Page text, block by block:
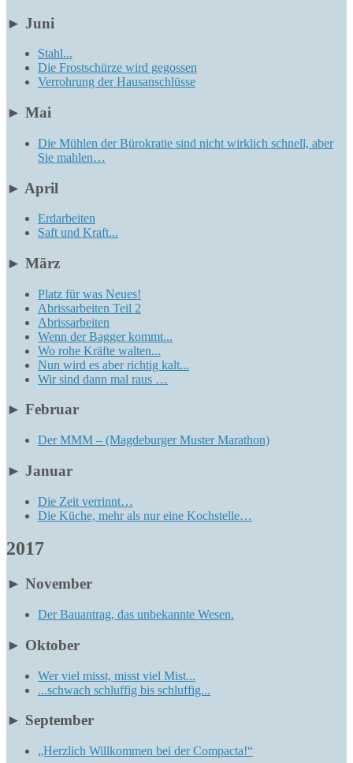
► Juni
Stahl...
Die Frostschürze wird gegossen
Verrohrung der Hausanschlüsse
► Mai
Die Mühlen der Bürokratie sind nicht wirklich schnell, aber
Sie mahlen…
► April
Erdarbeiten
Saft und Kraft...
► März
Platz für was Neues!
Abrissarbeiten Teil 2
Abrissarbeiten
Wenn der Bagger kommt...
Wo rohe Kräfte walten...
Nun wird es aber richtig kalt...
Wir sind dann mal raus …
► Februar
Der MMM – (Magdeburger Muster Marathon)
► Januar
Die Zeit verrinnt…
Die Küche, mehr als nur eine Kochstelle…
2017
► November
Der Bauantrag, das unbekannte Wesen.
► Oktober
Wer viel misst, misst viel Mist...
...schwach schluffig bis schluffig...
► September
„Herzlich Willkommen bei der Compacta!“